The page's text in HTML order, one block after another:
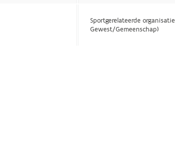
Sportgerelateerde organisatie
Gewest/Gemeenschap)